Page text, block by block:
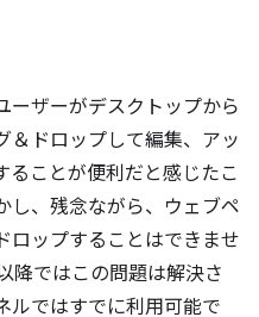
ーザーがデスクトップから
＆ドロップして編集、アッ
ることが便利だと感じたこ
し、残念ながら、ウェブペ
ロップすることはできませ
降ではこの問題は解決さ
ルではすでに利用可能で